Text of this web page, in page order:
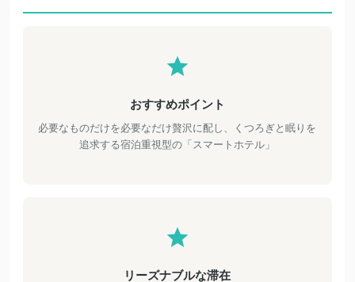
おすすめポイント
必要なものだけを必要なだけ贅沢に配し、くつろぎと眠りを
追求する宿泊重視型の「スマートホテル」
リーズナブルな滞在